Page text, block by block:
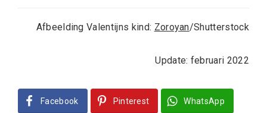
Afbeelding Valentijns kind: Zoroyan/Shutterstock
Update: februari 2022
Facebook Pinterest WhatsApp